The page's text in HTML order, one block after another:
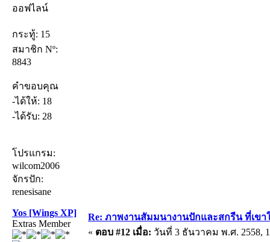
ออฟไลน์
กระทู้: 15
สมาชิก Nº:
8843
คำขอบคุณ
-ได้ให้: 18
-ได้รับ: 28
โปรแกรม:
wilcom2006
จักรปัก:
renesisane
Yos [Wings XP]
Extras Member
Re: ภาพงานสัมมนางานปักและสกรีน ที่เขา
« ตอบ #12 เมื่อ: วันที่ 3 ธันวาคม พ.ศ. 2558,